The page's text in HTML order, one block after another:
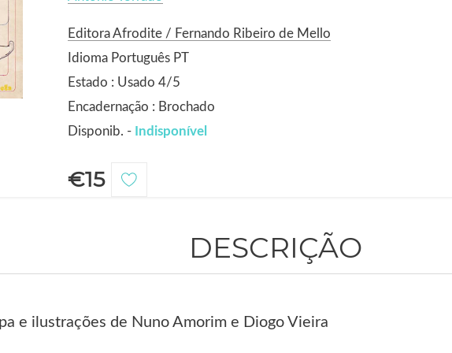
Editora Afrodite / Fernando Ribeiro de Mello
Idioma Português PT
Estado : Usado 4/5
Encadernação : Brochado
Disponib. - Indisponível
€15
DESCRIÇÃO
e ilustrações de Nuno Amorim e Diogo Vieira